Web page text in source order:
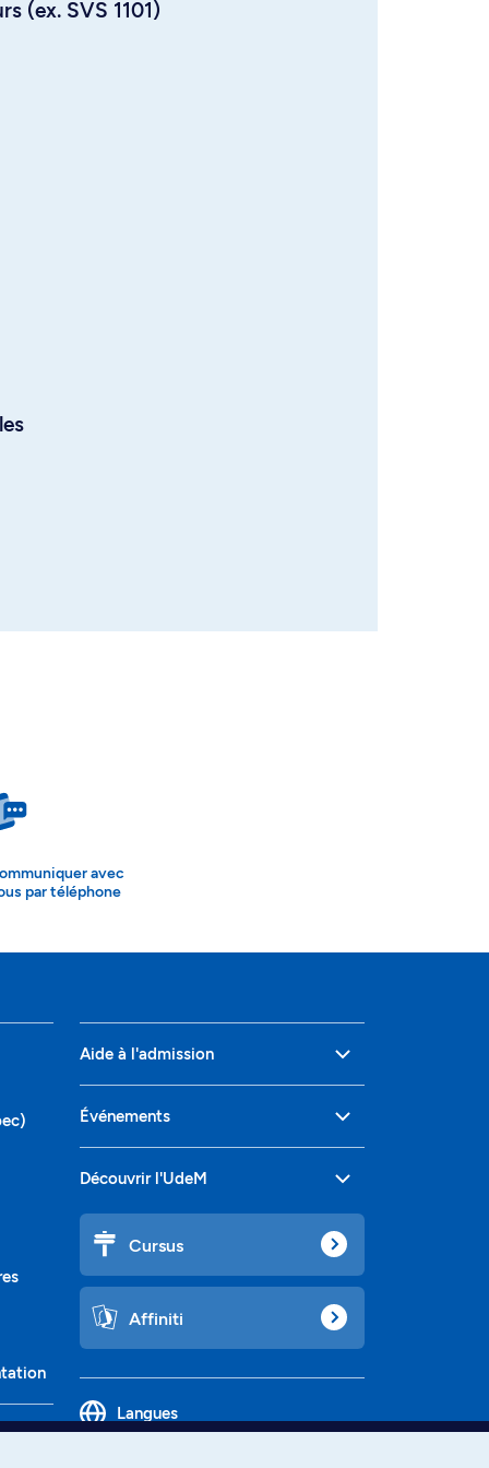
(ex. SVS 1101)
avec
par téléphone
Aide à l'admission
Événements
Découvrir l'UdeM
Cursus
Affiniti
Langues